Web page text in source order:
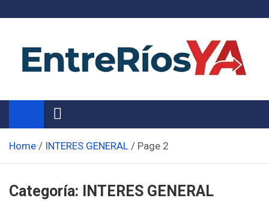
Noticias de Entre Ríos
Información de toda la provincia ahora
Home INTERES GENERAL Page 2
Categoría: INTERES GENERAL